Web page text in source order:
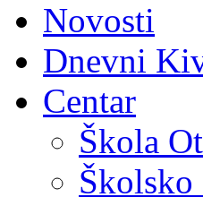
Novosti
Dnevni
Centar
Škola
Školsko